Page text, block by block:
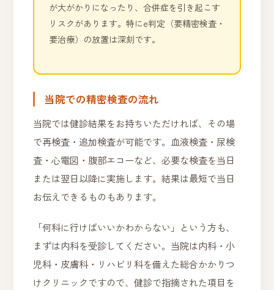
が大がかりになったり、合併症を引き起こす
リスクがあります。特にe判定（要精密検査・
要治療）の放置は深刻です。
当院での精密検査の流れ
当院では健診結果をお持ちいただければ、その場
で再検査・追加検査が可能です。血液検査・尿検
査・心電図・腹部エコーなど、必要な検査を当日
または翌日以降に実施します。結果は最短で当日
お伝えできるものもあります。
「何科に行けばいいかわからない」という方も、
まずは内科を受診してください。当院は内科・小
児科・皮膚科・リハビリ科を備えた総合かかりつ
けクリニックですので、健診で指摘された項目を